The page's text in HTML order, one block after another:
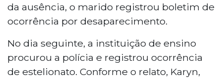
da ausência, o marido registrou boletim de
ocorrência por desaparecimento.
No dia seguinte, a instituição de ensino
procurou a polícia e registrou ocorrência
de estelionato. Conforme o relato, Karyn,